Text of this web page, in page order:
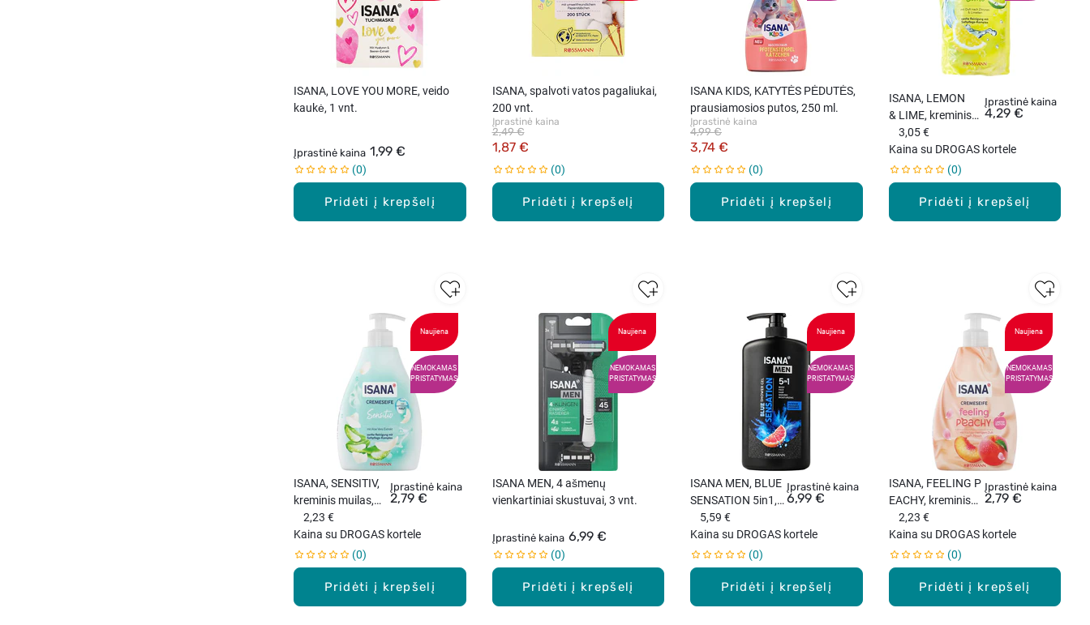
Pridėti į krepšelį
ISANA, LOVE YOU MORE, veido
kaukė, 1 vnt.
Įprastinė kaina 1,99 €
0
Pridėti į krepšelį
ISANA, spalvoti vatos pagaliukai,
200 vnt.
Įprastinė kaina
1,87 €
2,49 €
0
Pridėti į krepšelį
ISANA KIDS, KATYTĖS PĖDUTĖS,
prausiamosios putos, 250 ml.
Įprastinė kaina
3,74 €
4,99 €
0
Pridėti į krepšelį
ISANA, LEMON
& LIME, kreminis
muilas,
papildymas, 1000
ml.
Įprastinė kaina
4,29 €
3,05 €
Kaina su DROGAS kortele
0
Naujiena
NEMOKAMAS
PRISTATYMAS
Pridėti į krepšelį
ISANA, SENSITIV,
kreminis muilas,
500 ml.
Įprastinė kaina
2,79 €
2,23 €
Kaina su DROGAS kortele
0
Naujiena
NEMOKAMAS
PRISTATYMAS
Pridėti į krepšelį
ISANA MEN, 4 ašmenų
vienkartiniai skustuvai, 3 vnt.
Įprastinė kaina 6,99 €
0
Naujiena
NEMOKAMAS
PRISTATYMAS
Pridėti į krepšelį
ISANA MEN, BLUE
SENSATION 5in1,
dušo gelis, 1000
ml.
Įprastinė kaina
6,99 €
5,59 €
Kaina su DROGAS kortele
0
Naujiena
NEMOKAMAS
PRISTATYMAS
Pridėti į krepšelį
ISANA, FEELING P
EACHY, kreminis
muilas, 500 ml.
Įprastinė kaina
2,79 €
2,23 €
Kaina su DROGAS kortele
0